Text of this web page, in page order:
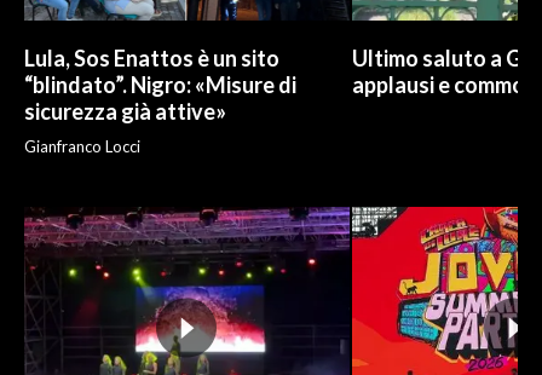
Lula, Sos Enattos è un sito
“blindato”. Nigro: «Misure di
sicurezza già attive»
Gianfranco Locci
Ultimo saluto a
applausi e